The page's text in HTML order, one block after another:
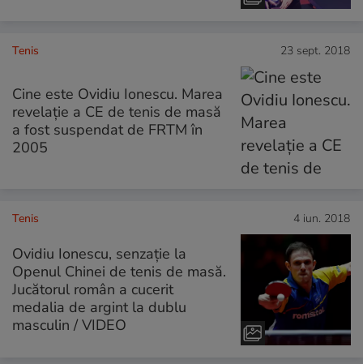
Tenis 23 sept. 2018
Cine este Ovidiu Ionescu. Marea
revelație a CE de tenis de masă
a fost suspendat de FRTM în
2005
Tenis 4 iun. 2018
Ovidiu Ionescu, senzație la
Openul Chinei de tenis de masă.
Jucătorul român a cucerit
medalia de argint la dublu
masculin / VIDEO